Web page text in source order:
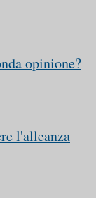
opinione?
l'alleanza